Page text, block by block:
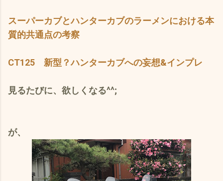
スーパーカブとハンターカブのラーメンにおける本
質的共通点の考察
CT125 新型？ハンターカブへの妄想&インプレ
見るたびに、欲しくなる^^;
が、